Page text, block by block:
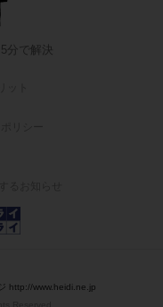
分で解決
http://www.heidi.ne.jp